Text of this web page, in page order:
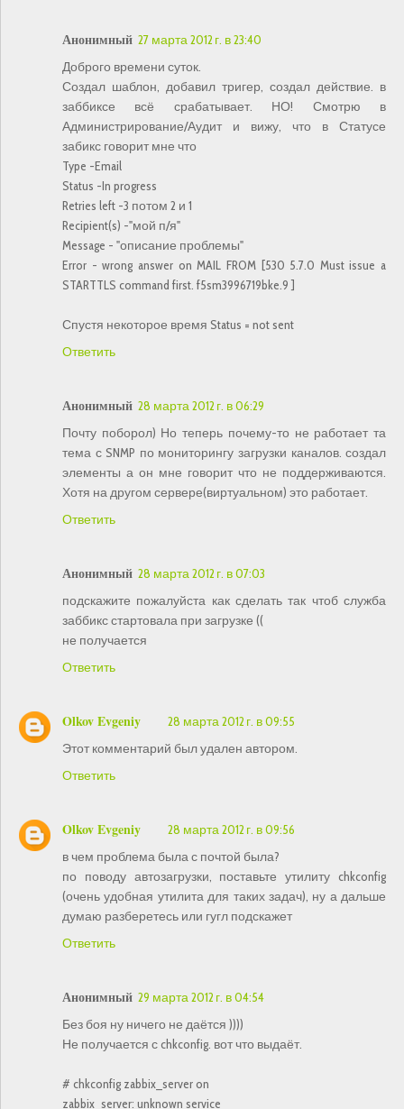
Анонимный 27 марта 2012 г. в 23:40
Доброго времени суток.
Создал шаблон, добавил тригер, создал действие. в
заббиксе всё срабатывает. НО! Смотрю в
Администрирование/Аудит и вижу, что в Статусе
забикс говорит мне что
Type -Email
Status -In progress
Retries left -3 потом 2 и 1
Recipient(s) -"мой п/я"
Message - "описание проблемы"
Error - wrong answer on MAIL FROM [530 5.7.0 Must issue a
STARTTLS command first. f5sm3996719bke.9 ]
Спустя некоторое время Status = not sent
Ответить
Анонимный 28 марта 2012 г. в 06:29
Почту поборол) Но теперь почему-то не работает та
тема с SNMP по мониторингу загрузки каналов. создал
элементы а он мне говорит что не поддерживаются.
Хотя на другом сервере(виртуальном) это работает.
Ответить
Анонимный 28 марта 2012 г. в 07:03
подскажите пожалуйста как сделать так чтоб служба
заббикс стартовала при загрузке ((
не получается
Ответить
Olkov Evgeniy
28 марта 2012 г. в 09:55
Этот комментарий был удален автором.
Ответить
Olkov Evgeniy
28 марта 2012 г. в 09:56
в чем проблема была с почтой была?
по поводу автозагрузки, поставьте утилиту chkconfig
(очень удобная утилита для таких задач), ну а дальше
думаю разберетесь или гугл подскажет
Ответить
Анонимный 29 марта 2012 г. в 04:54
Без боя ну ничего не даётся ))))
Не получается с chkconfig. вот что выдаёт.
# chkconfig zabbix_server on
zabbix_server: unknown service